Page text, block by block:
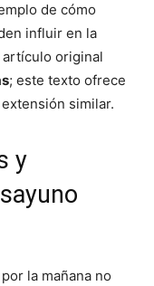
de cómo
influir en la
artículo original
; este texto ofrece
similar.
y
la mañana no